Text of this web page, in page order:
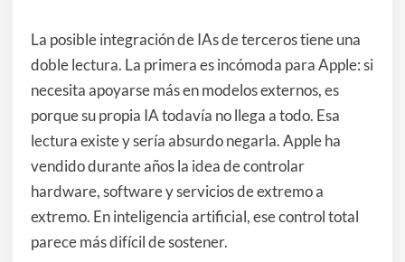
La posible integración de IAs de terceros tiene una
doble lectura. La primera es incómoda para Apple: si
necesita apoyarse más en modelos externos, es
porque su propia IA todavía no llega a todo. Esa
lectura existe y sería absurdo negarla. Apple ha
vendido durante años la idea de controlar
hardware, software y servicios de extremo a
extremo. En inteligencia artificial, ese control total
parece más difícil de sostener.